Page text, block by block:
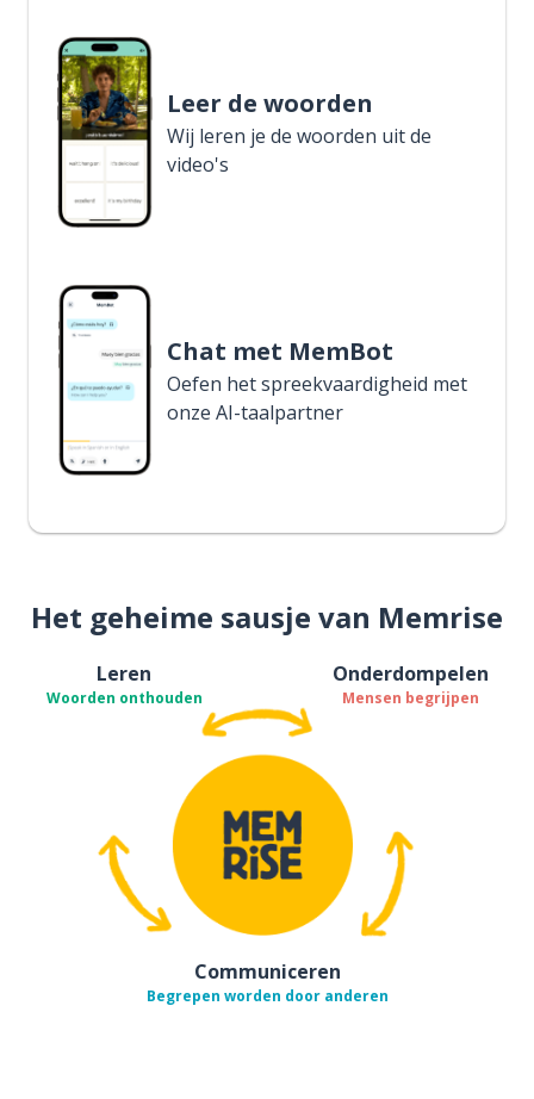
Leer de woorden
Wij leren je de woorden uit de
video's
Chat met MemBot
Oefen het spreekvaardigheid met
onze AI-taalpartner
Het geheime sausje van Memrise
Leren
Woorden onthouden
Onderdompelen
Mensen begrijpen
Communiceren
Begrepen worden door anderen